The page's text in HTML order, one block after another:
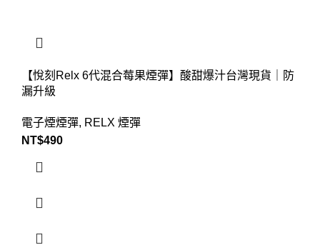
【悅刻Relx 6代混合莓果煙彈】酸甜爆汁台灣現貨｜防
漏升級
電子煙煙彈, RELX 煙彈
NT$490